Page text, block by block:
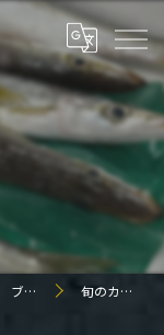
ブログ 旬のカマス